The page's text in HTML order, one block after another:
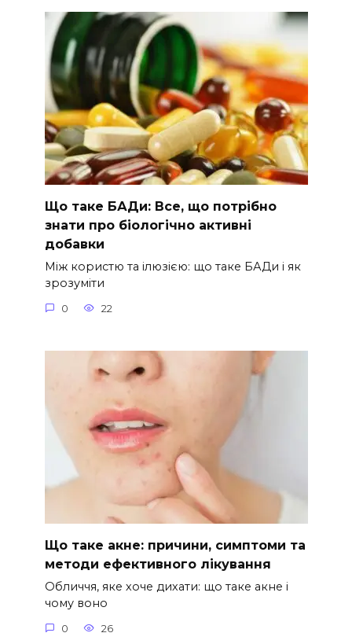
Що таке БАДи: Все, що потрібно
знати про біологічно активні
добавки
Між користю та ілюзією: що таке БАДи і як
зрозуміти
0 22
Що таке акне: причини, симптоми та
методи ефективного лікування
Обличчя, яке хоче дихати: що таке акне і
чому воно
0 26